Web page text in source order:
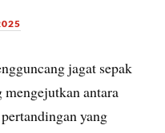
jagat sepak
mengejutkan antara
yang